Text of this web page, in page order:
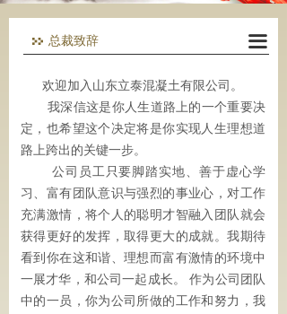
企业动态
访客留言
人才招聘
联系我们
总裁致辞 끀
欢迎加入山东立泰混凝土有限公司。
我深信这是你人生道路上的一个重要决
定，也希望这个决定将是你实现人生理想道
路上跨出的关键一步。
公司员工只要脚踏实地、善于虚心学
习、富有团队意识与强烈的事业心，对工作
充满激情，将个人的聪明才智融入团队就会
获得更好的发挥，取得更大的成就。我期待
看到你在这和谐、理想而富有激情的环境中
一展才华，和公司一起成长。 作为公司团队
中的一员，你为公司所做的工作和努力，我